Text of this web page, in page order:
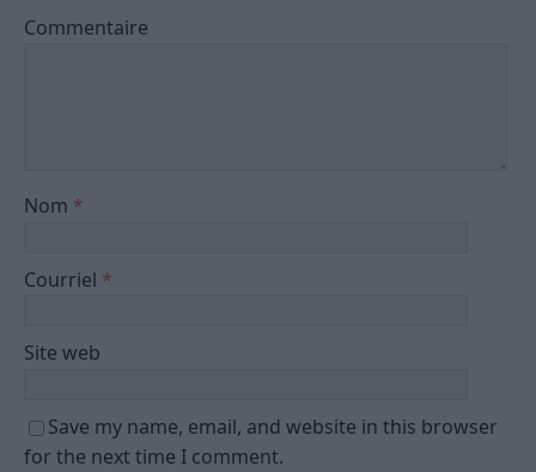
Commentaire
Nom *
Courriel *
Site web
Save my name, email, and website in this browser
for the next time I comment.